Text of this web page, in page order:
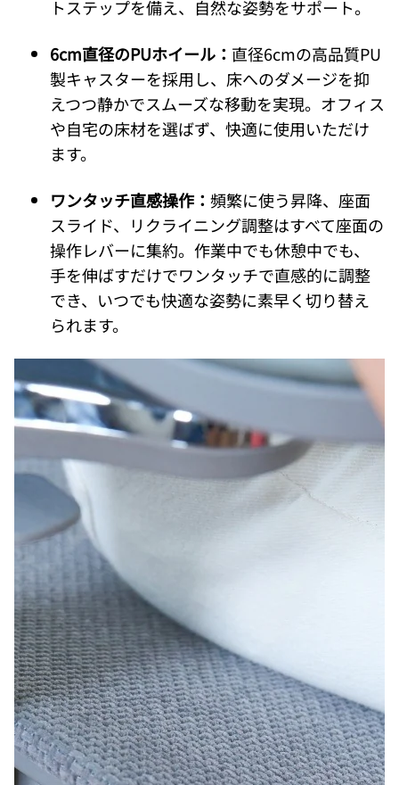
トステップを備え、自然な姿勢をサポート。
6cm直径のPUホイール： 直径6cmの高品質PU
製キャスターを採用し、床へのダメージを抑
えつつ静かでスムーズな移動を実現。オフィス
や自宅の床材を選ばず、快適に使用いただけ
ます。
ワンタッチ直感操作： 頻繁に使う昇降、座面
スライド、リクライニング調整はすべて座面の
操作レバーに集約。作業中でも休憩中でも、
手を伸ばすだけでワンタッチで直感的に調整
でき、いつでも快適な姿勢に素早く切り替え
られます。